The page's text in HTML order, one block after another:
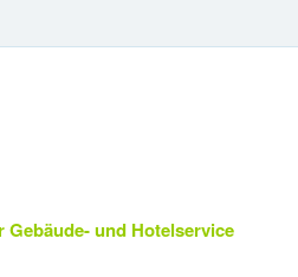
und Hotelservice